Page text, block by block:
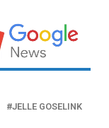
JELLE GOSELINK